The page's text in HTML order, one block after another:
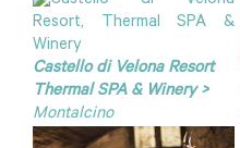
Castello di Velona Resort
Thermal SPA & Winery >
Montalcino